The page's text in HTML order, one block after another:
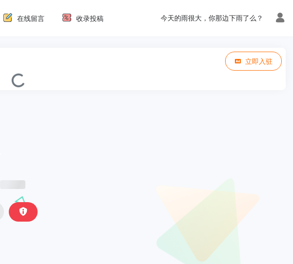
在线留言 收录投稿 今天的雨很大，你那边下雨了么？
立即入驻